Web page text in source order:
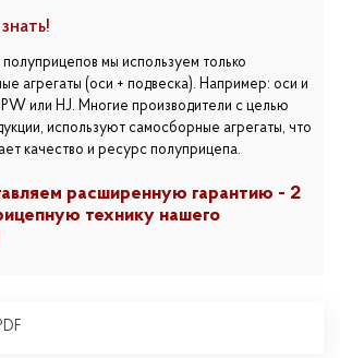
полуприцепов мы используем только
агрегаты (оси + подвеска). Например: оси и
или HJ. Многие производители с целью
используют самосборные агрегаты, что
качество и ресурс полуприцепа.
расширенную гарантию - 2
технику нашего